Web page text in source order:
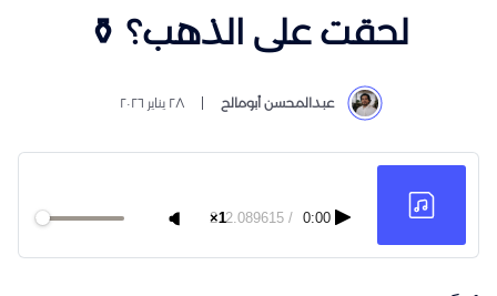
لحقت على الذهب؟ ⚱️
عبدالمحسن أبومالح ٢٨ يناير ٢٠٢٦
0:00
/
212.089615
1×